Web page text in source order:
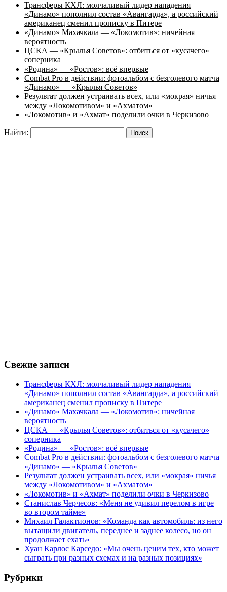
Трансферы КХЛ: молчаливый лидер нападения
«Динамо» пополнил состав «Авангарда», а российский
американец сменил прописку в Питере
«Динамо» Махачкала — «Локомотив»: ничейная
вероятность
ЦСКА — «Крылья Советов»: отбиться от «кусачего»
соперника
«Родина» — «Ростов»: всё впервые
Combat Pro в действии: фотоальбом с безголевого матча
«Динамо» — «Крылья Советов»
Результат должен устраивать всех, или «мокрая» ничья
между «Локомотивом» и «Ахматом»
«Локомотив» и «Ахмат» поделили очки в Черкизово
Найти:
Свежие записи
Трансферы КХЛ: молчаливый лидер нападения
«Динамо» пополнил состав «Авангарда», а российский
американец сменил прописку в Питере
«Динамо» Махачкала — «Локомотив»: ничейная
вероятность
ЦСКА — «Крылья Советов»: отбиться от «кусачего»
соперника
«Родина» — «Ростов»: всё впервые
Combat Pro в действии: фотоальбом с безголевого матча
«Динамо» — «Крылья Советов»
Результат должен устраивать всех, или «мокрая» ничья
между «Локомотивом» и «Ахматом»
«Локомотив» и «Ахмат» поделили очки в Черкизово
Станислав Черчесов: «Меня не удивил перелом в игре
во втором тайме»
Михаил Галактионов: «Команда как автомобиль: из него
вытащили двигатель, переднее и заднее колесо, но он
продолжает ехать»
Хуан Карлос Карседо: «Мы очень ценим тех, кто может
сыграть при разных схемах и на разных позициях»
Рубрики